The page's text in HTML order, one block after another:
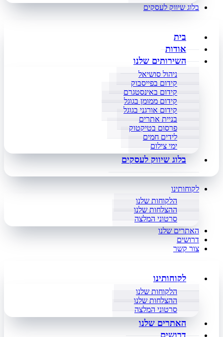
בלוג שיווק לעסקים
בית
אודות
השירותים שלנו
ניהול סושיאל
קידום בפייסבוק
קידום באינסטגרם
קידום ממומן בגוגל
קידום אורגני בגוגל
בניית אתרים
פרסום בטיקטוק
לידים חמים
ימי צילום
בלוג שיווק לעסקים
לקוחותינו
הלקוחות שלנו
ההצלחות שלנו
סרטוני המלצה
האתרים שלנו
דרושים
צור קשר
לקוחותינו
הלקוחות שלנו
ההצלחות שלנו
סרטוני המלצה
האתרים שלנו
דרושים